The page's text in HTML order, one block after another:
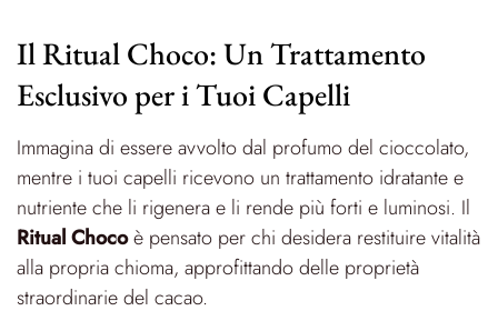
Il Ritual Choco: Un Trattamento
Esclusivo per i Tuoi Capelli
Immagina di essere avvolto dal profumo del cioccolato,
mentre i tuoi capelli ricevono un trattamento idratante e
nutriente che li rigenera e li rende più forti e luminosi. Il
Ritual Chocoè pensato per chi desidera restituire vitalità
alla propria chioma, approfittando delle proprietà
straordinarie del cacao.